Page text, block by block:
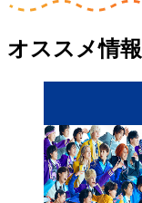
オススメ情報